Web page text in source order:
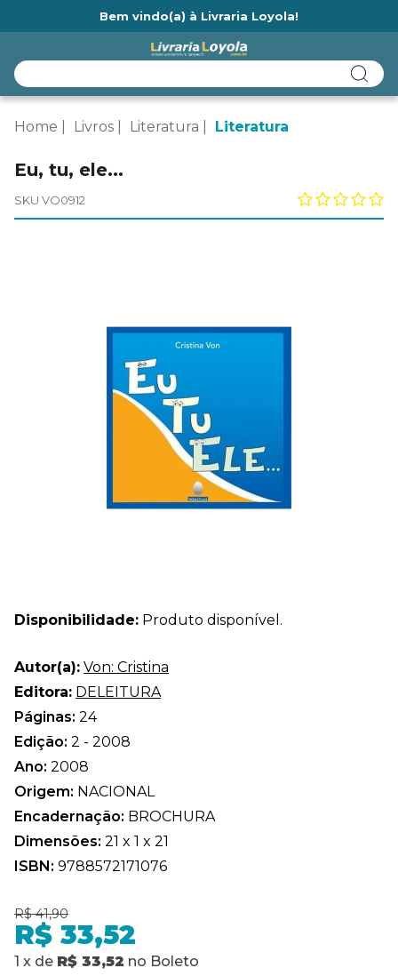
Bem vindo(a) à Livraria Loyola!
Home Livros Literatura Literatura
Eu, tu, ele...
SKU VO0912
Disponibilidade: Produto disponível.
Autor(a): Von: Cristina
Editora: DELEITURA
Páginas: 24
Edição: 2 - 2008
Ano: 2008
Origem: NACIONAL
Encadernação: BROCHURA
Dimensões: 21 x 1 x 21
ISBN: 9788572171076
R$ 41,90
R$ 33,52
1 x de R$ 33,52 no Boleto